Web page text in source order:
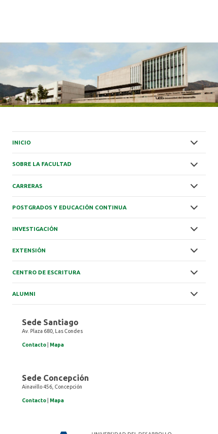
INICIO
SOBRE LA FACULTAD
CARRERAS
POSTGRADOS Y EDUCACIÓN CONTINUA
INVESTIGACIÓN
EXTENSIÓN
CENTRO DE ESCRITURA
ALUMNI
Sede Santiago
Av. Plaza 680, Las Condes
Contacto Mapa
Sede Concepción
Ainavillo 456, Concepción
Contacto Mapa